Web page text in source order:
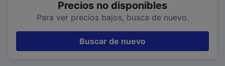
Precios no disponibles
Para ver precios bajos, busca de nuevo.
Buscar de nuevo